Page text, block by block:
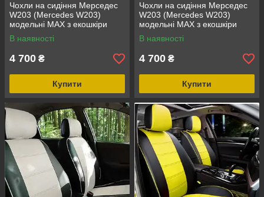
Чохли на сидіння Мерседес
W203 (Mercedes W203)
модельні MAX з екошкіри
Чорно-сірий, графіт
В наявності
4 700 ₴
Купити
Чохли на сидіння Мерседес
W203 (Mercedes W203)
модельні MAX з екошкіри
Чорно-синій
В наявності
4 700 ₴
Купити